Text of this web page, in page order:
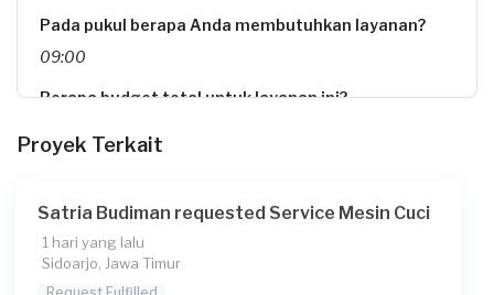
Pada pukul berapa Anda membutuhkan layanan?
09:00
Berapa budget total untuk layanan ini?
Proyek Terkait
Satria Budiman requested Service Mesin Cuci
1 hari yang lalu
Sidoarjo, Jawa Timur